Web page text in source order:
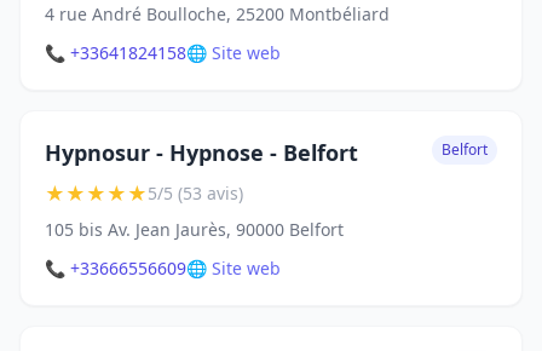
4 rue André Boulloche, 25200 Montbéliard
📞 +33641824158🌐 Site web
Hypnosur - Hypnose - Belfort Belfort
★★★★★5/5 (53 avis)
105 bis Av. Jean Jaurès, 90000 Belfort
📞 +33666556609🌐 Site web